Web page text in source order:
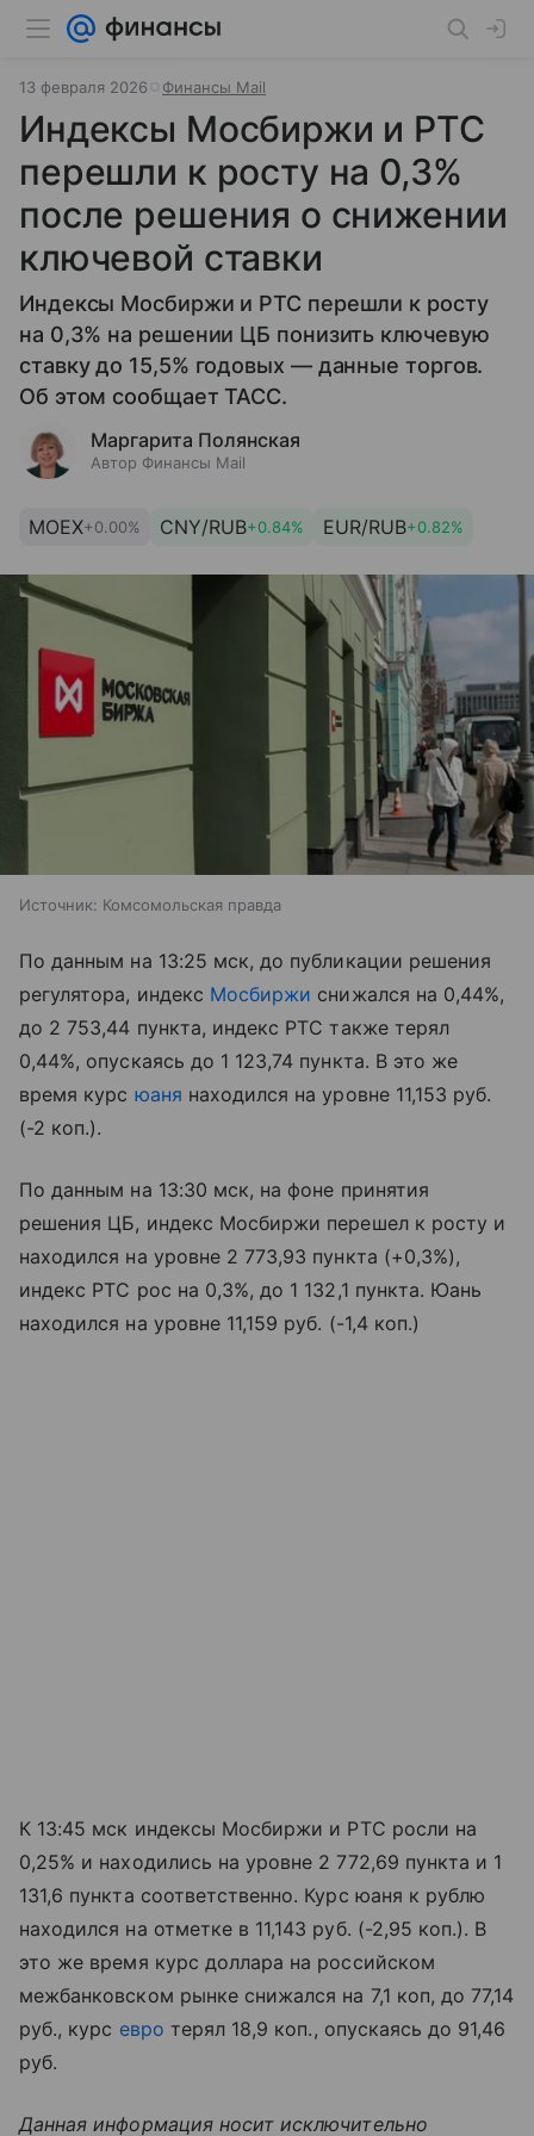
13 февраля 2026 Финансы Mail
Индексы Мосбиржи и РТС
перешли к росту на 0,3%
после решения о снижении
ключевой ставки
Индексы Мосбиржи и РТС перешли к росту
на 0,3% на решении ЦБ понизить ключевую
ставку до 15,5% годовых — данные торгов.
Об этом сообщает ТАСС.
Маргарита Полянская
Автор Финансы Mail
MOEX+0.00% CNY/RUB+0.84% EUR/RUB+0.82%
Источник: Комсомольская правда
По данным на 13:25 мск, до публикации решения
регулятора, индекс Мосбиржи снижался на 0,44%,
до 2 753,44 пункта, индекс РТС также терял
0,44%, опускаясь до 1 123,74 пункта. В это же
время курс юаня находился на уровне 11,153 руб.
(-2 коп.).
По данным на 13:30 мск, на фоне принятия
решения ЦБ, индекс Мосбиржи перешел к росту и
находился на уровне 2 773,93 пункта (+0,3%),
индекс РТС рос на 0,3%, до 1 132,1 пункта. Юань
находился на уровне 11,159 руб. (-1,4 коп.)
К 13:45 мск индексы Мосбиржи и РТС росли на
0,25% и находились на уровне 2 772,69 пункта и 1
131,6 пункта соответственно. Курс юаня к рублю
находился на отметке в 11,143 руб. (-2,95 коп.). В
это же время курс доллара на российском
межбанковском рынке снижался на 7,1 коп, до 77,14
руб., курс евро терял 18,9 коп., опускаясь до 91,46
руб.
Данная информация носит исключительно